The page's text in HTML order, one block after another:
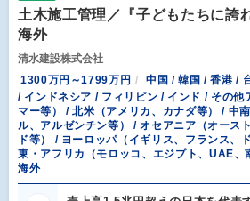
土木施工管理／『子どもたちに誇
海外
清水建設株式会社
1300万円～1799万円
中国 / 韓国 / 香港 /
/ インドネシア / フィリピン / インド / その他
マー等） / 北米（アメリカ、カナダ等） / 中
ル、アルゼンチン等） / オセアニア（オース
ド等） / ヨーロッパ（イギリス、フランス、
東・アフリカ（モロッコ、エジプト、UAE、
海外